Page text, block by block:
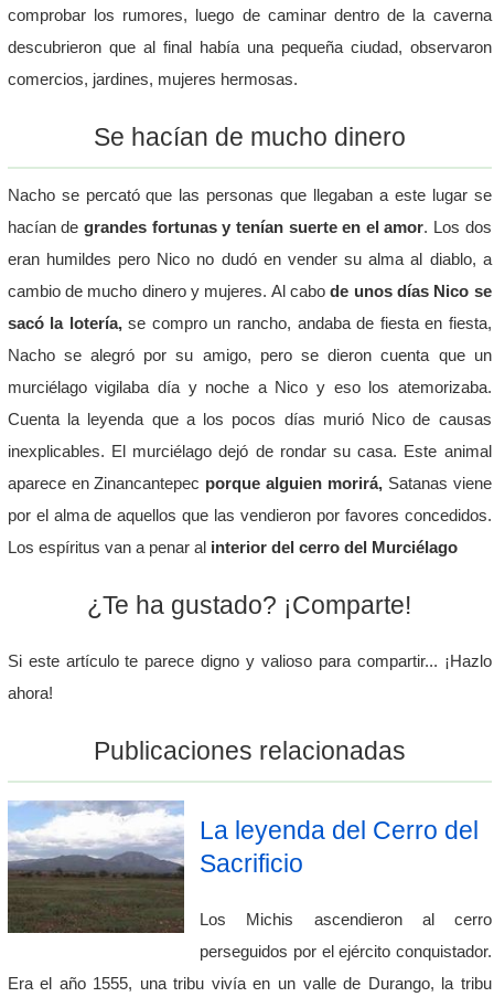
comprobar los rumores, luego de caminar dentro de la caverna
descubrieron que al final había una pequeña ciudad, observaron
comercios, jardines, mujeres hermosas.
Se hacían de mucho dinero
Nacho se percató que las personas que llegaban a este lugar se
hacían de grandes fortunas y tenían suerte en el amor. Los dos
eran humildes pero Nico no dudó en vender su alma al diablo, a
cambio de mucho dinero y mujeres. Al cabode unos días Nico se
sacó la lotería,se compro un rancho, andaba de fiesta en fiesta,
Nacho se alegró por su amigo, pero se dieron cuenta que un
murciélago vigilaba día y noche a Nico y eso los atemorizaba.
Cuenta la leyenda que a los pocos días murió Nico de causas
inexplicables. El murciélago dejó de rondar su casa. Este animal
aparece en Zinancantepec porque alguien morirá, Satanas viene
por el alma de aquellos que las vendieron por favores concedidos.
Los espíritus van a penar al interior del cerro del Murciélago
¿Te ha gustado? ¡Comparte!
Si este artículo te parece digno y valioso para compartir... ¡Hazlo
ahora!
Publicaciones relacionadas
La leyenda del Cerro del
Sacrificio
Los Michis ascendieron al cerro
perseguidos por el ejército conquistador.
Era el año 1555, una tribu vivía en un valle de Durango, la tribu